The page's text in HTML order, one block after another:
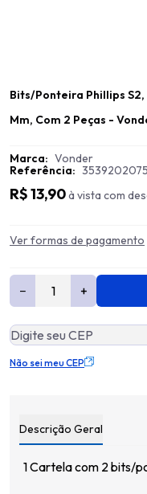
Bits/Ponteira Phillips S2,
Mm, Com 2 Peças -
Marca: Vonder
Referência: 3539202075
R$ 13,90à vista com
Ver formas de pagamento
− +
Não sei meu CEP
Descrição Geral
1 Cartela com 2 bits/